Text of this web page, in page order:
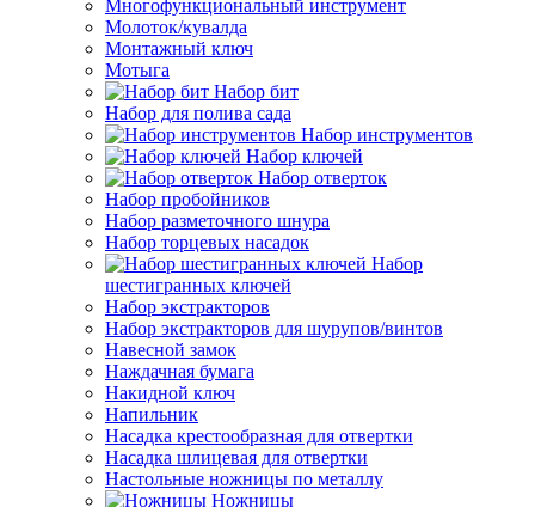
Многофункциональный инструмент
Молоток/кувалда
Монтажный ключ
Мотыга
Набор бит
Набор для полива сада
Набор инструментов
Набор ключей
Набор отверток
Набор пробойников
Набор разметочного шнура
Набор торцевых насадок
Набор
шестигранных ключей
Набор экстракторов
Набор экстракторов для шурупов/винтов
Навесной замок
Наждачная бумага
Накидной ключ
Напильник
Насадка крестообразная для отвертки
Насадка шлицевая для отвертки
Настольные ножницы по металлу
Ножницы